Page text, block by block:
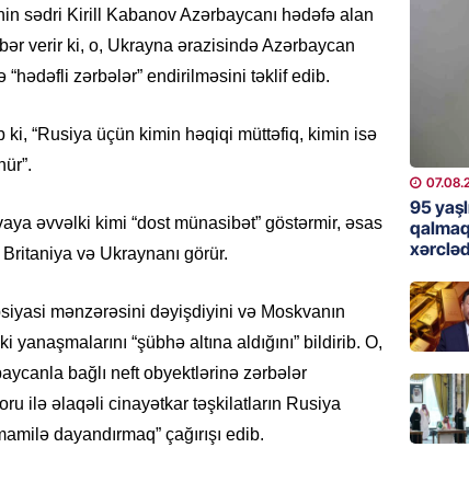
sədri Kirill Kabanov Azərbaycanı hədəfə alan
verir ki, o, Ukrayna ərazisində Azərbaycan
“hədəfli zərbələr” endirilməsini təklif edib.
ki, “Rusiya üçün kimin həqiqi müttəfiq, kimin isə
əvvəlki kimi “dost münasibət” göstərmir, əsas
və Ukraynanı görür.
mənzərəsini dəyişdiyini və Moskvanın
“şübhə altına aldığını” bildirib. O,
bağlı neft obyektlərinə zərbələr
ilə əlaqəli cinayətkar təşkilatların Rusiya
dayandırmaq” çağırışı edib.
HADISƏ
GÜNDƏM
milyon
xərcləri
95